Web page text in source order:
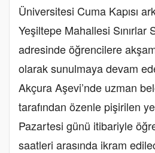
Üniversitesi Cuma Kapısı
Yeşiltepe Mahallesi Sınırlar
adresinde öğrencilere
olarak sunulmaya devam
Akçura Aşevi’nde uzman
tarafından özenle pişirilen
Pazartesi günü itibariyle
saatleri arasında ikram